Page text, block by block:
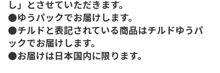
し」とさせていただきます。
●ゆうパックでお届けします。
●チルドと表記されている商品はチルドゆうパ
ックでお届けします。
●お届けは日本国内に限ります。